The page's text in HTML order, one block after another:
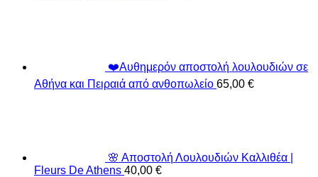
❤️Αυθημερόν αποστολή λουλουδιών σε
Αθήνα και Πειραιά από ανθοπωλείο 65,00 €
🌸 Αποστολή Λουλουδιών Καλλιθέα |
Fleurs De Athens 40,00 €